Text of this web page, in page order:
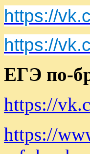
https://
https://
ЕГЭ по-
https://
https://